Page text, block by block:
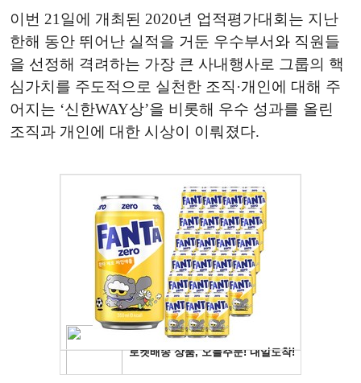
이번 21일에 개최된 2020년 업적평가대회는 지난
한해 동안 뛰어난 실적을 거둔 우수부서와 직원들
을 선정해 격려하는 가장 큰 사내행사로 그룹의 핵
심가치를 주도적으로 실천한 조직·개인에 대해 주
어지는 ‘신한WAY상’을 비롯해 우수 성과를 올린
조직과 개인에 대한 시상이 이뤄졌다.